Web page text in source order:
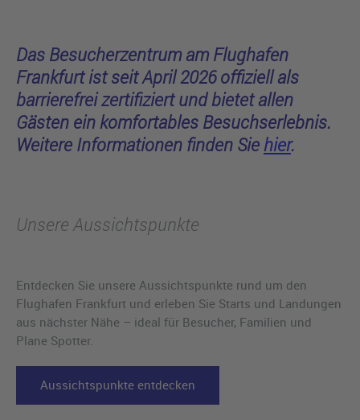
Das Besucherzentrum am Flughafen
Frankfurt ist seit April 2026 offiziell als
barrierefrei zertifiziert und bietet allen
Gästen ein komfortables Besuchserlebnis.
Weitere Informationen finden Sie hier.
Unsere Aussichtspunkte
Entdecken Sie unsere Aussichtspunkte rund um den
Flughafen Frankfurt und erleben Sie Starts und Landungen
aus nächster Nähe – ideal für Besucher, Familien und
Plane Spotter.
Aussichtspunkte entdecken